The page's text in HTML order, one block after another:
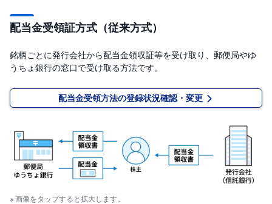
配当金受領証方式（従来方式）
銘柄ごとに発行会社から配当金領収証等を受け取り、郵便局やゆ
うちょ銀行の窓口で受け取る方法です。
配当金受領方法の登録状況確認・変更
画像をタップすると拡大します。